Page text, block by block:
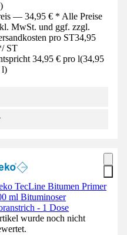
)
— 34,95 € * Alle Preise
MwSt. und ggf. zzgl.
pro ST34,95
/ ST
34,95 € pro l(34,95
l)
TecLine Bitumen Primer
ml Bituminoser
- 1 Dose
wurde noch nicht